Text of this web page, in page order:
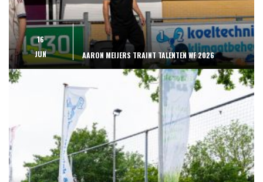
16
JUN
AARON MEIJERS TRAINT TALENTEN WF 2026